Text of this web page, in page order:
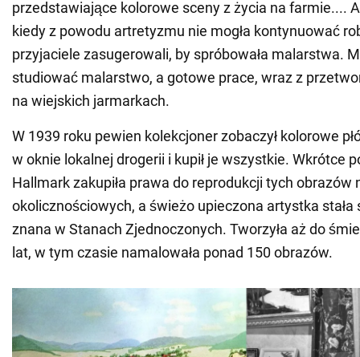
przedstawiające kolorowe sceny z życia na farmie....
kiedy z powodu artretyzmu nie mogła kontynuować
przyjaciele zasugerowali, by spróbowała malarstwa.
studiować malarstwo, a gotowe prace, wraz z
na wiejskich jarmarkach.
W 1939 roku pewien kolekcjoner zobaczył kolorowe
w oknie lokalnej drogerii i kupił je wszystkie. Wkrótce
Hallmark zakupiła prawa do reprodukcji tych obrazów
okolicznościowych, a świeżo upieczona artystka stała
znana w Stanach Zjednoczonych. Tworzyła aż do
lat, w tym czasie namalowała ponad 150 obrazów.